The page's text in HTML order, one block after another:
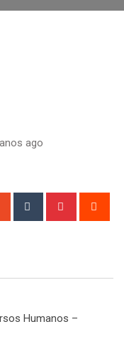
ago
StumbleUpon
Tumblr Pinterest
Humanos –